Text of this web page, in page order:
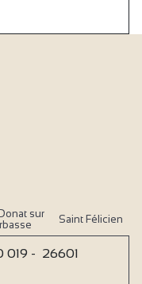
sur
Saint Félicien
019 - 26601